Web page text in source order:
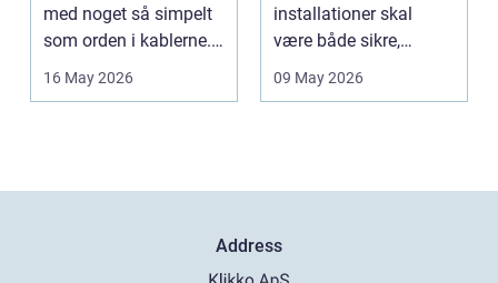
med noget så simpelt
som orden i kablerne.
Når strøm-, da...
16 May 2026
installationer skal
være både sikre,
lovlige og holdbare. I
09 May 2026
Address